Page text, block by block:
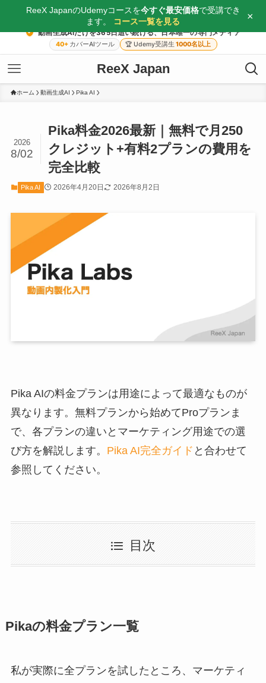
動画生成AIだけを365日追い続ける、日本唯一の専門メディア
40+ カバーAIツール 🏆 Udemy受講生 1000名以上
ReeX Japan
ホーム 動画生成AI Pika AI
Pika料金2026最新｜無料で月250
クレジット+有料2プランの費用を
完全比較
2026
8/02
Pika AI 2026年4月20日 2026年8月2日
Pika AIの料金プランは用途によって最適なものが
異なります。無料プランから始めてProプランま
で、各プランの違いとマーケティング用途での選
び方を解説します。 Pika AI完全ガイド と合わせて
参照してください。
目次
Pikaの料金プラン一覧
私が実際に全プランを試したところ、マーケティ
ReeX JapanのUdemyコースを今すぐ最安価格で受講でき
ます。
コース一覧を見る ×